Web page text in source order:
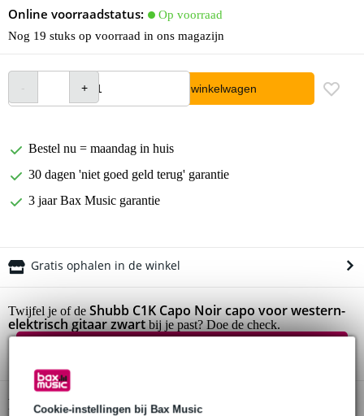
Cookie-instellingen bij Bax Music
Online voorraadstatus:
Op voorraad
Nog 19 stuks op voorraad in ons magazijn
In winkelwagen
Bestel nu = maandag in huis
30 dagen 'niet goed geld terug' garantie
3 jaar Bax Music garantie
Gratis ophalen in de winkel
Twijfel je of de Shubb C1K Capo Noir capo voor western-
elektrisch gitaar zwartbij je past? Doe de check.
Productinformatie